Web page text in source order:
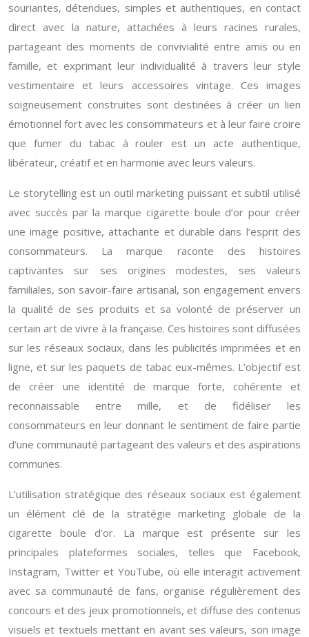
souriantes, détendues, simples et authentiques, en contact
direct avec la nature, attachées à leurs racines rurales,
partageant des moments de convivialité entre amis ou en
famille, et exprimant leur individualité à travers leur style
vestimentaire et leurs accessoires vintage. Ces images
soigneusement construites sont destinées à créer un lien
émotionnel fort avec les consommateurs et à leur faire croire
que fumer du tabac à rouler est un acte authentique,
libérateur, créatif et en harmonie avec leurs valeurs.
Le storytelling est un outil marketing puissant et subtil utilisé
avec succès par la marque cigarette boule d’or pour créer
une image positive, attachante et durable dans l’esprit des
consommateurs. La marque raconte des histoires
captivantes sur ses origines modestes, ses valeurs
familiales, son savoir-faire artisanal, son engagement envers
la qualité de ses produits et sa volonté de préserver un
certain art de vivre à la française. Ces histoires sont diffusées
sur les réseaux sociaux, dans les publicités imprimées et en
ligne, et sur les paquets de tabac eux-mêmes. L’objectif est
de créer une identité de marque forte, cohérente et
reconnaissable entre mille, et de fidéliser les
consommateurs en leur donnant le sentiment de faire partie
d’une communauté partageant des valeurs et des aspirations
communes.
L’utilisation stratégique des réseaux sociaux est également
un élément clé de la stratégie marketing globale de la
cigarette boule d’or. La marque est présente sur les
principales plateformes sociales, telles que Facebook,
Instagram, Twitter et YouTube, où elle interagit activement
avec sa communauté de fans, organise régulièrement des
concours et des jeux promotionnels, et diffuse des contenus
visuels et textuels mettant en avant ses valeurs, son image